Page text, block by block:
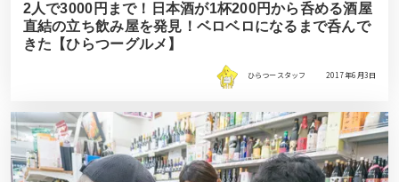
2人で3000円まで！日本酒が1杯200円から呑める酒屋
直結の立ち飲み屋を発見！ベロベロになるまで呑んで
きた【ひらつーグルメ】
ひらつースタッフ 2017年6月3日